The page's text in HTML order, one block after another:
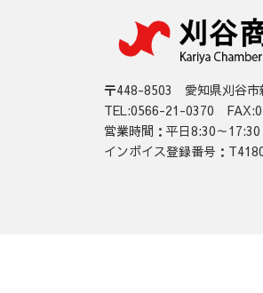
〒448-8503 愛知県刈谷
TEL:0566-21-0370
営業時間：平日8:30～17:30
インボイス登録番号：